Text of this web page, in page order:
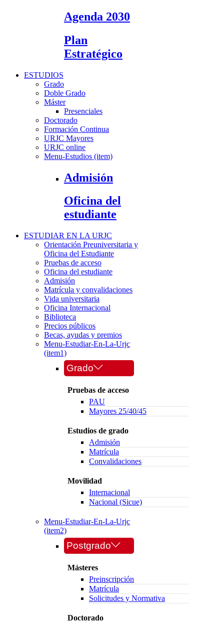
Agenda 2030
Plan
Estratégico
ESTUDIOS
Grado
Doble Grado
Máster
Presenciales
Doctorado
Formación Continua
URJC Mayores
URJC online
Menu-Estudios (item)
Admisión
Oficina del
estudiante
ESTUDIAR EN LA URJC
Orientación Preuniversitaria y
Oficina del Estudiante
Pruebas de acceso
Oficina del estudiante
Admisión
Matrícula y convalidaciones
Vida universitaria
Oficina Internacional
Biblioteca
Precios públicos
Becas, ayudas y premios
Menu-Estudiar-En-La-Urjc
(item1)
Grado
Pruebas de acceso
PAU
Mayores 25/40/45
Estudios de grado
Admisión
Matrícula
Convalidaciones
Movilidad
Internacional
Nacional (Sicue)
Menu-Estudiar-En-La-Urjc
(item2)
Postgrado
Másteres
Preinscripción
Matrícula
Solicitudes y Normativa
Doctorado